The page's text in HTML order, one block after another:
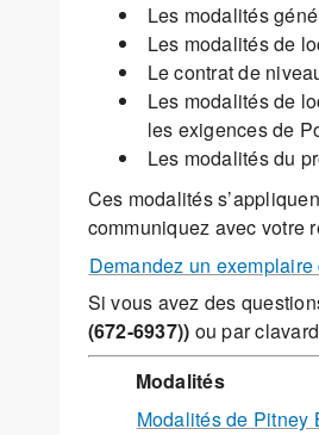
Les modalités
Les modalités de
Le contrat de
Les modalités de
les exigences de
Les modalités du
Ces modalités
communiquez avec votre
Demandez un
Si vous avez des
(672-6937)) ou par
Modalités
Modalités de Pitney